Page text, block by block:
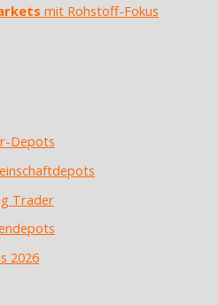
mit Rohstoff-Fokus
Depots
Trader
2026